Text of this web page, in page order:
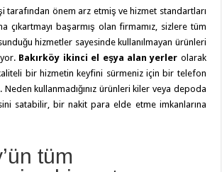
tarafından önem arz etmiş ve hizmet standartları
çıkartmayı başarmış olan firmamız, sizlere tüm
hizmetler sayesinde kullanılmayan ürünleri
Bakırköy ikinci el eşya alan yerler olarak
bir hizmetin keyfini sürmeniz için bir telefon
Neden kullanmadığınız ürünleri kiler veya depoda
satabilir, bir nakit para elde etme imkanlarına
tüm